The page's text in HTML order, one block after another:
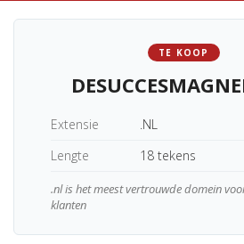
TE KOOP
Extensie
.NL
Lengte
18 tekens
.nl is het meest vertrouwde domein
klanten